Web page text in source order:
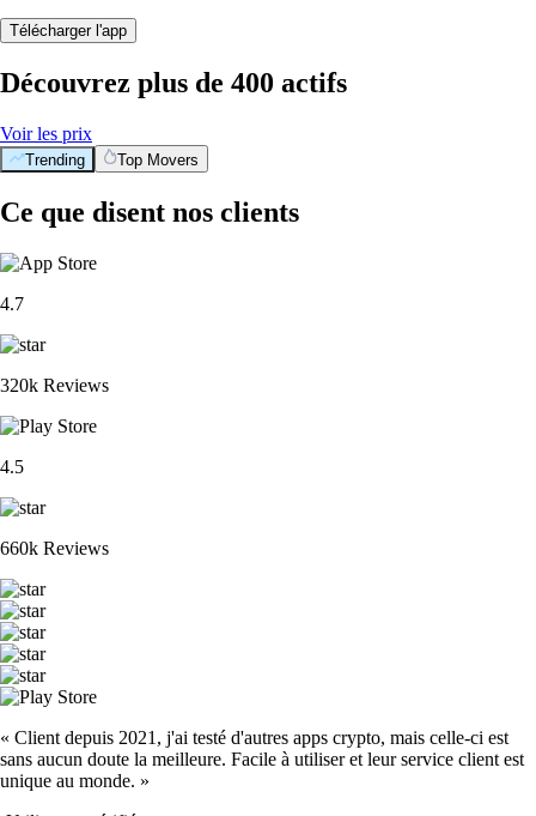
Télécharger l'app
Découvrez plus de 400 actifs
Voir les prix
Trending Top Movers
Ce que disent nos clients
4.7
320k Reviews
4.5
660k Reviews
« Client depuis 2021, j'ai testé d'autres apps crypto, mais celle-ci est
sans aucun doute la meilleure. Facile à utiliser et leur service client est
unique au monde. »